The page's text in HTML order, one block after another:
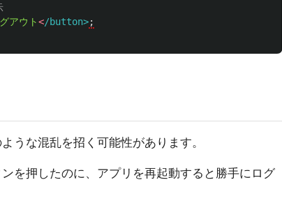
アウト</button>
うな混乱を招く可能性があります。
ンを押したのに、アプリを再起動すると勝手にログ